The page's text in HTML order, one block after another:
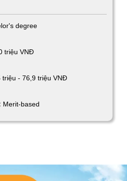
degree
triệu VNĐ
triệu - 76,9 triệu VNĐ
Merit-based